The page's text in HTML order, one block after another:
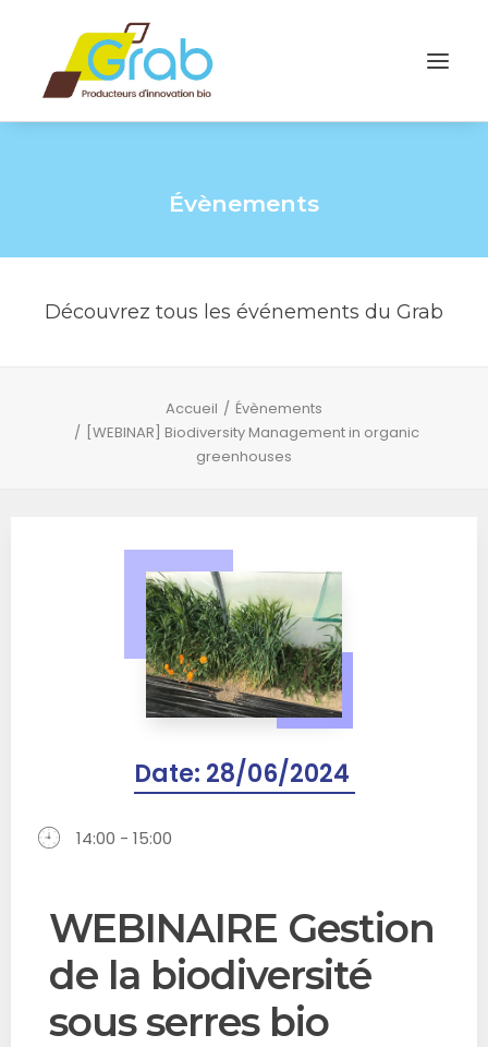
Évènements
Découvrez tous les événements du Grab
Accueil
Évènements
[WEBINAR] Biodiversity Management in organic
greenhouses
Date: 28/06/2024
14:00 - 15:00
WEBINAIRE Gestion
de la biodiversité
sous serres bio